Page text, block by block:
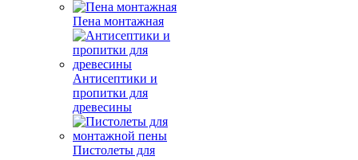
Пена монтажная
Антисептики и
пропитки для
древесины
Пистолеты для